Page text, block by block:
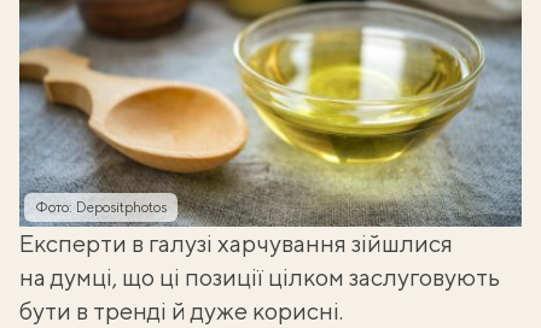
Фото: Depositphotos
Експерти в галузі харчування зійшлися
на думці, що ці позиції цілком заслуговують
бути в тренді й дуже корисні.